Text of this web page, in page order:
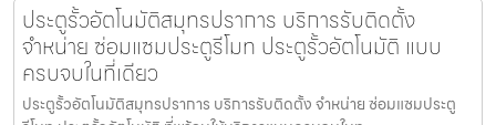
ประตูรั้วอัตโนมัติสมุทรปราการ บริการรับติดตั้ง
จำหน่าย ซ่อมแซมประตูรีโมท ประตูรั้วอัตโนมัติ แบบ
ครบจบในที่เดียว
ประตูรั้วอัตโนมัติสมุทรปราการ บริการรับติดตั้ง จำหน่าย ซ่อมแซมประตู